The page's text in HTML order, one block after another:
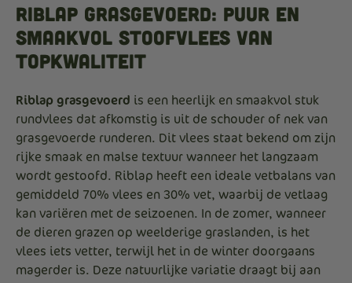
Riblap Grasgevoerd: Puur en
Smaakvol Stoofvlees van
Topkwaliteit
Riblap grasgevoerd is een heerlijk en smaakvol stuk
rundvlees dat afkomstig is uit de schouder of nek van
grasgevoerde runderen. Dit vlees staat bekend om zijn
rijke smaak en malse textuur wanneer het langzaam
wordt gestoofd. Riblap heeft een ideale vetbalans van
gemiddeld 70% vlees en 30% vet, waarbij de vetlaag
kan variëren met de seizoenen. In de zomer, wanneer
de dieren grazen op weelderige graslanden, is het
vlees iets vetter, terwijl het in de winter doorgaans
magerder is. Deze natuurlijke variatie draagt bij aan